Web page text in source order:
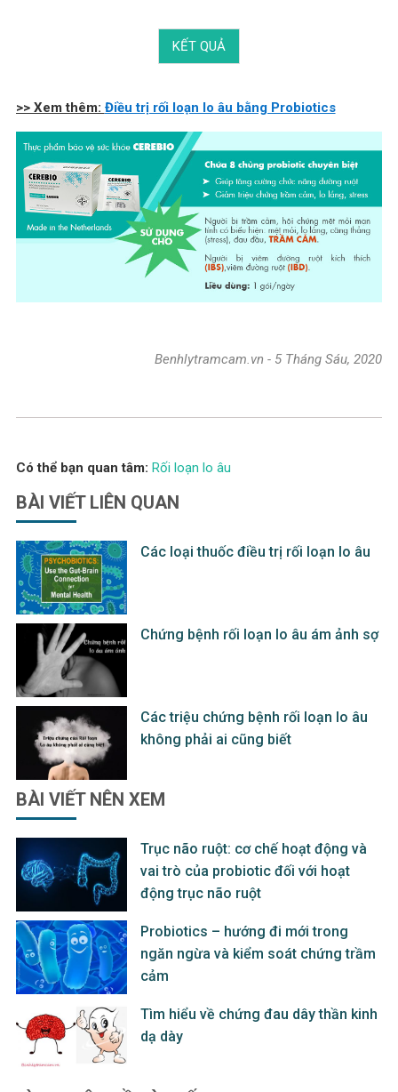
>> Xem thêm: Điều trị rối loạn lo âu bằng Probiotics
Benhlytramcam.vn - 5 Tháng Sáu, 2020
Có thể bạn quan tâm: Rối loạn lo âu
BÀI VIẾT LIÊN QUAN
Các loại thuốc điều trị rối loạn lo âu
Chứng bệnh rối loạn lo âu ám ảnh sợ
Các triệu chứng bệnh rối loạn lo âu
không phải ai cũng biết
BÀI VIẾT NÊN XEM
Trục não ruột: cơ chế hoạt động và
vai trò của probiotic đối với hoạt
động trục não ruột
Probiotics – hướng đi mới trong
ngăn ngừa và kiểm soát chứng trầm
cảm
Tìm hiểu về chứng đau dây thần kinh
dạ dày